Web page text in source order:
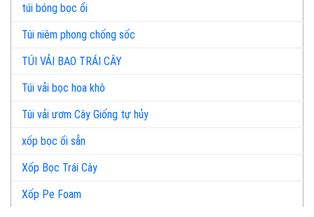
túi bóng bọc ổi
Túi niêm phong chống sốc
TÚI VẢI BAO TRÁI CÂY
Túi vải bọc hoa khô
Túi vải ươm Cây Giống tự hủy
xốp bọc ổi sẵn
Xốp Bọc Trái Cây
Xốp Pe Foam